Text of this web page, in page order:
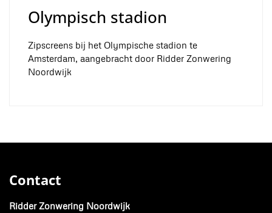
Olympisch stadion
Zipscreens bij het Olympische stadion te
Amsterdam, aangebracht door Ridder Zonwering
Noordwijk
Contact
Ridder Zonwering Noordwijk